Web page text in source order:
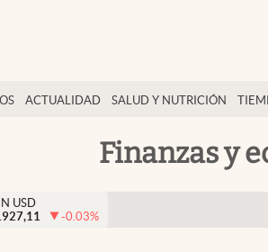
ACTUALIDAD SALUD Y NUTRICIÓN
Finanzas y
USD
-0.03%